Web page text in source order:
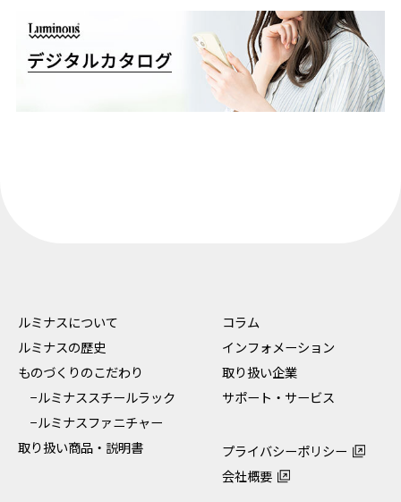
ルミナスについて
ルミナスの歴史
ものづくりのこだわり
−ルミナススチールラック
−ルミナスファニチャー
取り扱い商品・説明書
コラム
インフォメーション
取り扱い企業
サポート・サービス
プライバシーポリシー
会社概要